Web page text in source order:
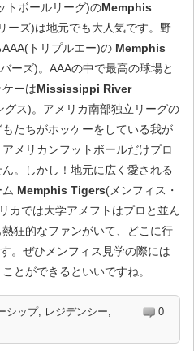
トボールリーグ)のMemphis
ーズ)は地元でも大人気です。野
トリプルエー)の Memphis
ーズ)。AAAの中で最高の球場と
ーはMississippi River
グス)。アメリカ南部独立リーグの
たちがホッケーをしている我が
メリカンフットボールだけプロ
。しかし！地元に広く愛される
Memphis Tigers(メンフィス・
カでは大学アメフトはプロと並ん
狂的なファンがいて、どこに行
。ぜひメンフィス見学の際には
とができるといいですね。
シップ, レジデンシー,
0